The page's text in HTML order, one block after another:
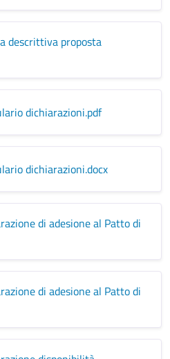
descrittiva proposta
dichiarazioni.pdf
dichiarazioni.docx
di adesione al Patto di
di adesione al Patto di